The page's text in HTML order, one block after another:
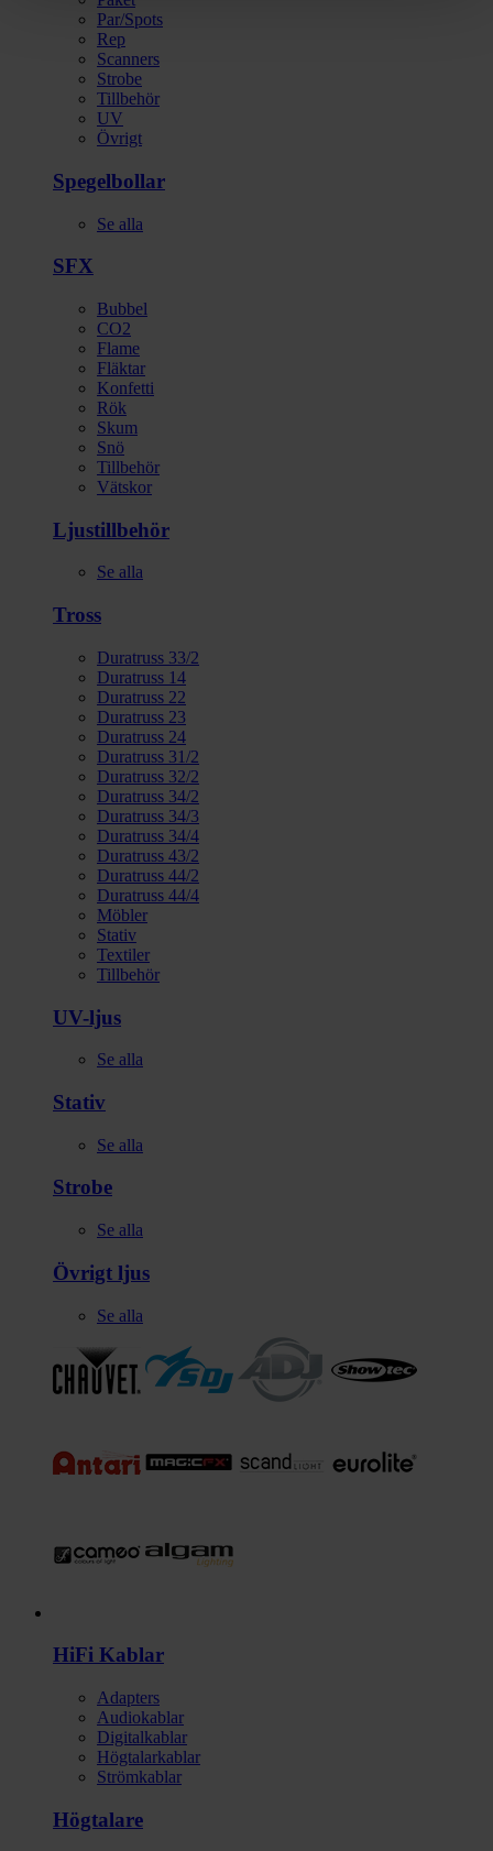
Par/Spots
Rep
Scanners
Strobe
Tillbehör
UV
Övrigt
Spegelbollar
Se alla
SFX
Bubbel
CO2
Flame
Fläktar
Konfetti
Rök
Skum
Snö
Tillbehör
Vätskor
Ljustillbehör
Se alla
Tross
Duratruss 33/2
Duratruss 14
Duratruss 22
Duratruss 23
Duratruss 24
Duratruss 31/2
Duratruss 32/2
Duratruss 34/2
Duratruss 34/3
Duratruss 34/4
Duratruss 43/2
Duratruss 44/2
Duratruss 44/4
Möbler
Stativ
Textiler
Tillbehör
UV-ljus
Se alla
Stativ
Se alla
Strobe
Se alla
Övrigt ljus
Se alla
HiFi Kablar
Adapters
Audiokablar
Digitalkablar
Högtalarkablar
Strömkablar
Högtalare